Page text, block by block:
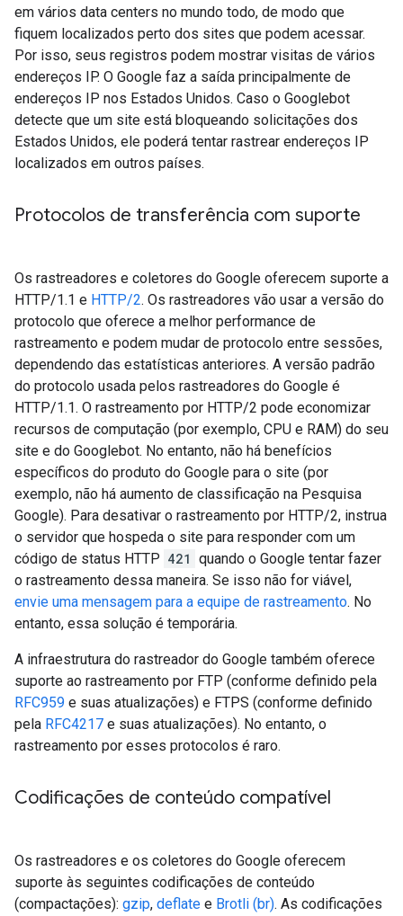
em vários data centers no mundo todo, de modo que
fiquem localizados perto dos sites que podem acessar.
Por isso, seus registros podem mostrar visitas de vários
endereços IP. O Google faz a saída principalmente de
endereços IP nos Estados Unidos. Caso o Googlebot
detecte que um site está bloqueando solicitações dos
Estados Unidos, ele poderá tentar rastrear endereços IP
localizados em outros países.
Protocolos de transferência com suporte
Os rastreadores e coletores do Google oferecem suporte a
HTTP/1.1 e HTTP/2. Os rastreadores vão usar a versão do
protocolo que oferece a melhor performance de
rastreamento e podem mudar de protocolo entre sessões,
dependendo das estatísticas anteriores. A versão padrão
do protocolo usada pelos rastreadores do Google é
HTTP/1.1. O rastreamento por HTTP/2 pode economizar
recursos de computação (por exemplo, CPU e RAM) do seu
site e do Googlebot. No entanto, não há benefícios
específicos do produto do Google para o site (por
exemplo, não há aumento de classificação na Pesquisa
Google). Para desativar o rastreamento por HTTP/2, instrua
o servidor que hospeda o site para responder com um
código de status HTTP 421 quando o Google tentar fazer
o rastreamento dessa maneira. Se isso não for viável,
envie uma mensagem para a equipe de rastreamento. No
entanto, essa solução é temporária.
A infraestrutura do rastreador do Google também oferece
suporte ao rastreamento por FTP (conforme definido pela
RFC959 e suas atualizações) e FTPS (conforme definido
pela RFC4217 e suas atualizações). No entanto, o
rastreamento por esses protocolos é raro.
Codificações de conteúdo compatível
Os rastreadores e os coletores do Google oferecem
suporte às seguintes codificações de conteúdo
(compactações): gzip, deflate e Brotli (br). As codificações